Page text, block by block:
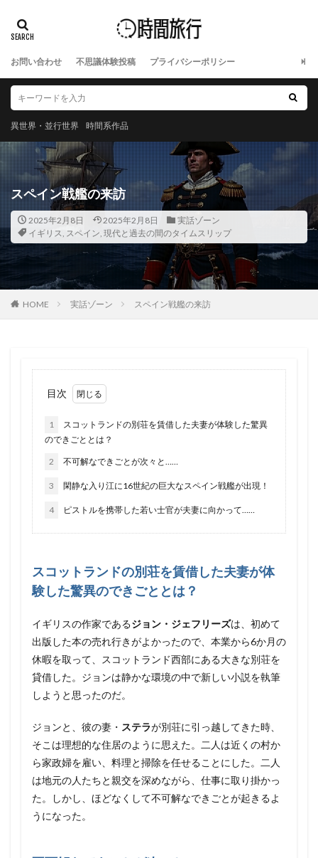
お問い合わせ 不思議体験投稿 プライバシーポリシー
異世界・並行世界 時間系作品
スペイン戦艦の来訪
2025年2月8日 2025年2月8日
実話ゾーン
イギリス, スペイン, 現代と過去の間のタイムスリップ
HOME 実話ゾーン スペイン戦艦の来訪
目次
1
スコットランドの別荘を賃借した夫妻が体験した驚異
のできごととは？
2 不可解なできごとが次々と……
3 閑静な入り江に16世紀の巨大なスペイン戦艦が出現！
4 ピストルを携帯した若い士官が夫妻に向かって……
スコットランドの別荘を賃借した夫妻が体
験した驚異のできごととは？
イギリスの作家であるジョン・ジェフリーズは、初めて
出版した本の売れ行きがよかったので、本業から6か月の
休暇を取って、スコットランド西部にある大きな別荘を
貸借した。ジョンは静かな環境の中で新しい小説を執筆
しようと思ったのだ。
ジョンと、彼の妻・ ステラが別荘に引っ越してきた時、
そこは理想的な住居のように思えた。二人は近くの村か
ら家政婦を雇い、料理と掃除を任せることにした。二人
は地元の人たちと親交を深めながら、仕事に取り掛かっ
た。しかし、ほどなくして不可解なできごとが起きるよ
うになった。